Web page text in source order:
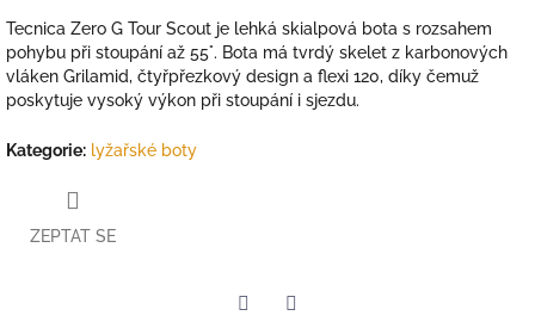
Tecnica Zero G Tour Scout je lehká skialpová bota s rozsahem
pohybu při stoupání až 55°. Bota má tvrdý skelet z karbonových
vláken Grilamid, čtyřpřezkový design a flexi 120, díky čemuž
poskytuje vysoký výkon při stoupání i sjezdu.
Kategorie: lyžařské boty
ZEPTAT SE